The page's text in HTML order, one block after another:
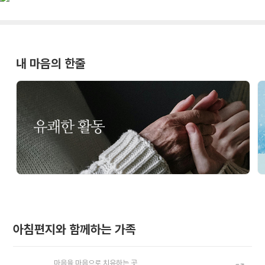
내 마음의 한줄
아침편지와 함께하는 가족
마음을 마음으로 치유하는 곳